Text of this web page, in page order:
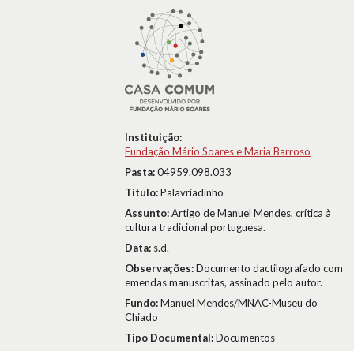
Instituição:
Fundação Mário Soares e Maria Barroso
Pasta:04959.098.033
Título:Palavriadinho
Assunto:Artigo de Manuel Mendes, crítica à
cultura tradicional portuguesa.
Data: s.d.
Observações:Documento dactilografado com
emendas manuscritas, assinado pelo autor.
Fundo:Manuel Mendes/MNAC-Museu do
Chiado
Tipo Documental:Documentos